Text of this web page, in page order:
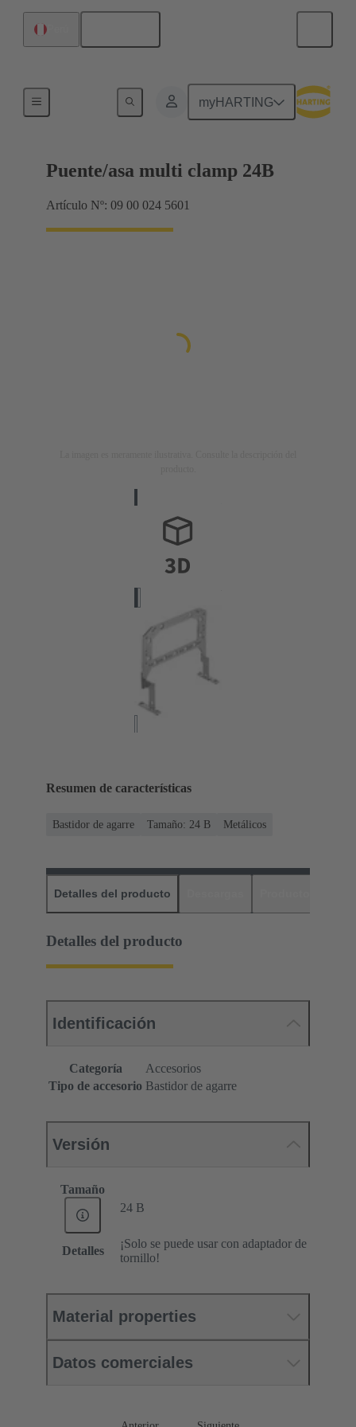
myHARTING
Puente/asa multi clamp 24B
Artículo Nº: 09 00 024 5601
Resumen de características
Bastidor de agarre Tamaño: 24 B Metálicos
Detalles del producto
Detalles del producto
Identificación
Categoría
Accesorios
Tipo de accesorio Bastidor de agarre
Versión
Tamaño
24 B
Detalles
¡Solo se puede usar con adaptador de
tornillo!
Material properties
Datos comerciales